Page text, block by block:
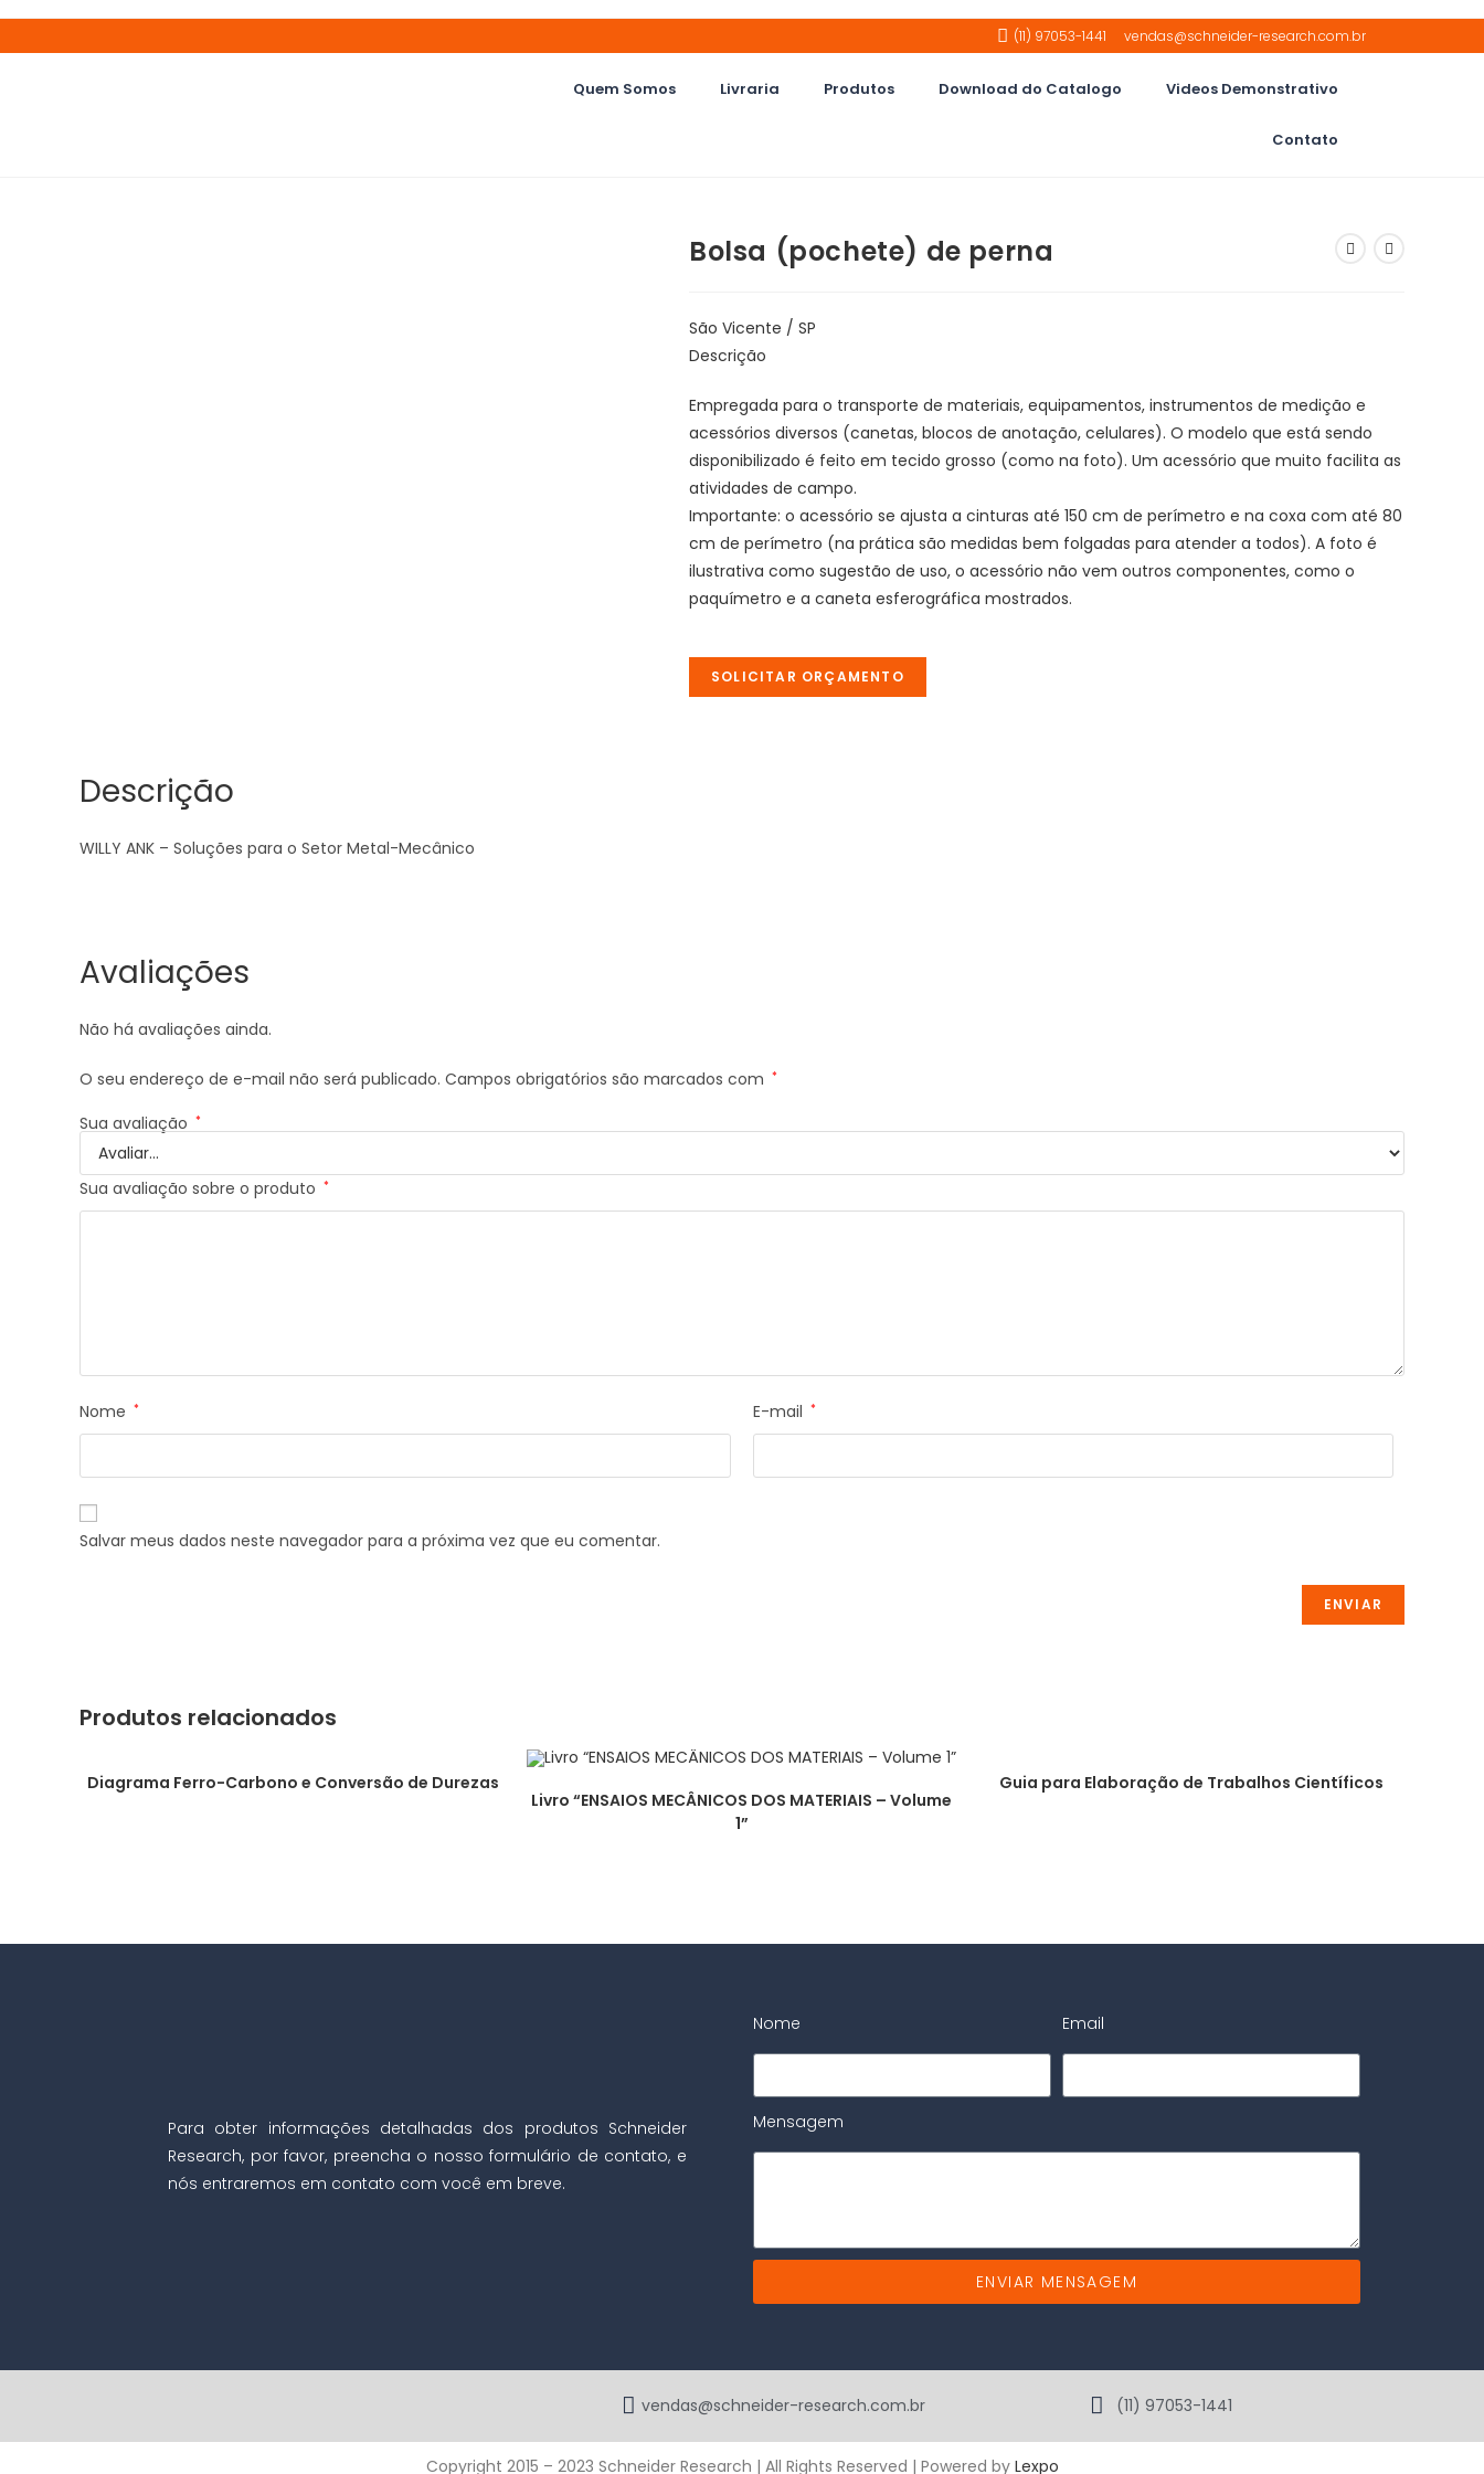
(11) 97053-1441 vendas@schneider-research.com.br
Quem Somos Livraria Produtos Download do Catalogo Videos Demonstrativo
Contato
Bolsa (pochete) de perna
São Vicente / SP
Descrição
Empregada para o transporte de materiais, equipamentos, instrumentos de medição e
acessórios diversos (canetas, blocos de anotação, celulares). O modelo que está sendo
disponibilizado é feito em tecido grosso (como na foto). Um acessório que muito facilita as
atividades de campo.
Importante: o acessório se ajusta a cinturas até 150 cm de perímetro e na coxa com até 80
cm de perímetro (na prática são medidas bem folgadas para atender a todos). A foto é
ilustrativa como sugestão de uso, o acessório não vem outros componentes, como o
paquímetro e a caneta esferográfica mostrados.
SOLICITAR ORÇAMENTO
Descrição
WILLY ANK – Soluções para o Setor Metal-Mecânico
Avaliações
Não há avaliações ainda.
O seu endereço de e-mail não será publicado. Campos obrigatórios são marcados com *
Sua avaliação *
Sua avaliação sobre o produto *
Nome * E-mail *
Salvar meus dados neste navegador para a próxima vez que eu comentar.
Produtos relacionados
Diagrama Ferro-Carbono e Conversão de Durezas
Livro “ENSAIOS MECÂNICOS DOS MATERIAIS – Volume
1”
Guia para Elaboração de Trabalhos Científicos
Para obter informações detalhadas dos produtos Schneider
Research, por favor, preencha o nosso formulário de contato, e
nós entraremos em contato com você em breve.
Nome Email
Mensagem
ENVIAR MENSAGEM
vendas@schneider-research.com.br (11) 97053-1441
Copyright 2015 – 2023 Schneider Research | All Rights Reserved | Powered by Lexpo